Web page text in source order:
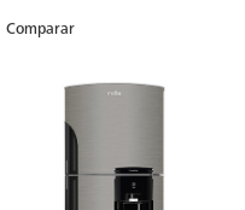
Comparar